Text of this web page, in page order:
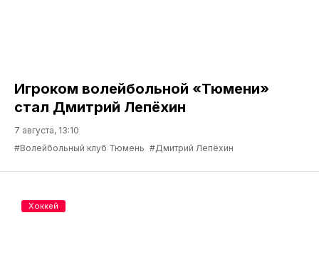
Игроком волейбольной «Тюмени»
стал Дмитрий Лепёхин
7 августа, 13:10
#Волейбольный клуб Тюмень #Дмитрий Лепёхин
Хоккей